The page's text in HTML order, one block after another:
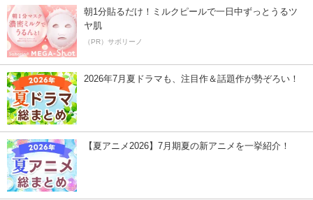
朝1分貼るだけ！ミルクピールで一日中ずっとうるツ
ヤ肌
（PR）サボリーノ
2026年7月夏ドラマも、注目作＆話題作が勢ぞろい！
【夏アニメ2026】7月期夏の新アニメを一挙紹介！